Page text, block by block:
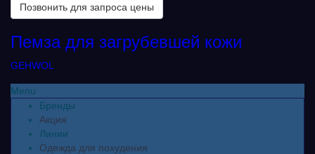
Позвонить для запроса цены
Пемза для загрубевшей кожи
GEHWOL
Menu
Бренды
Акция
Линии
Одежда для похудения